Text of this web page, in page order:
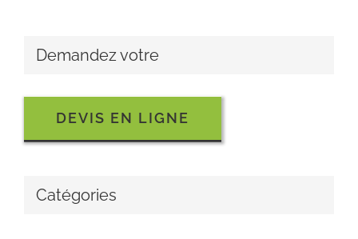
Demandez votre
DEVIS EN LIGNE
Catégories